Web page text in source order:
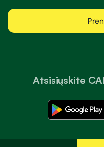
Atsisiųskite